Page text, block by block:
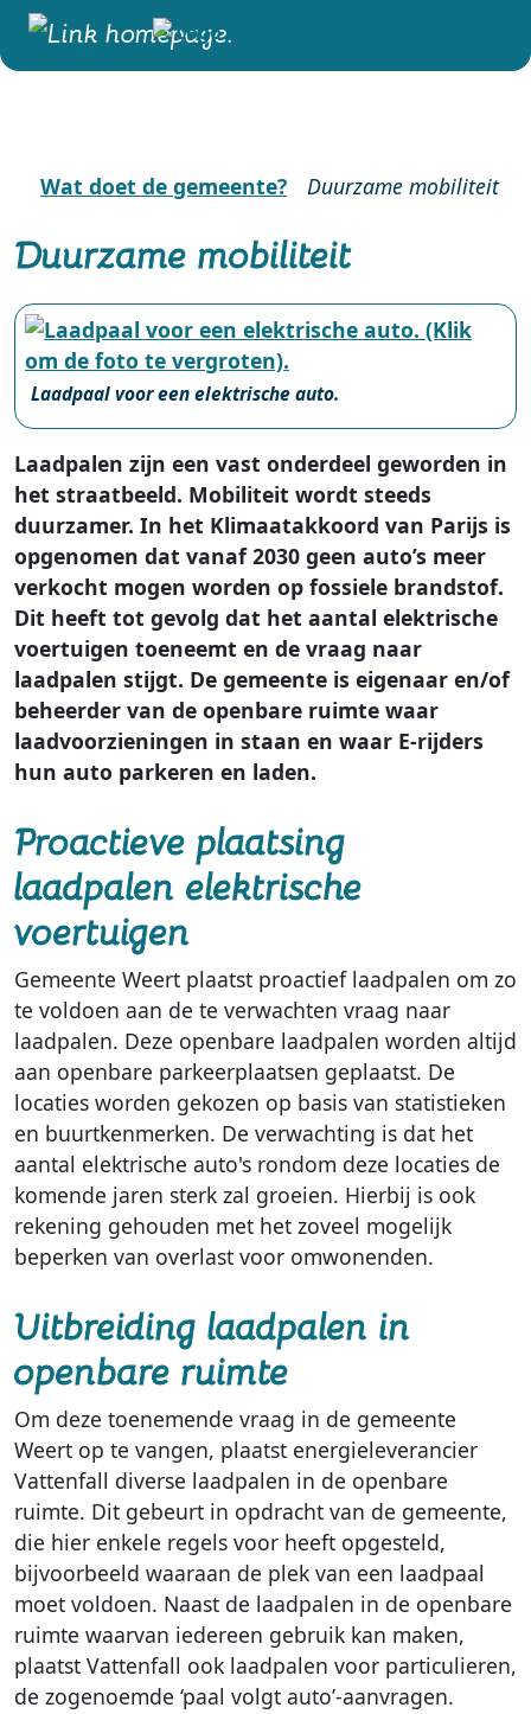
Wat doet de gemeente? Duurzame mobiliteit
Duurzame mobiliteit
Laadpaal voor een elektrische auto.
Laadpalen zijn een vast onderdeel geworden in
het straatbeeld. Mobiliteit wordt steeds
duurzamer. In het Klimaatakkoord van Parijs is
opgenomen dat vanaf 2030 geen auto’s meer
verkocht mogen worden op fossiele brandstof.
Dit heeft tot gevolg dat het aantal elektrische
voertuigen toeneemt en de vraag naar
laadpalen stijgt. De gemeente is eigenaar en/of
beheerder van de openbare ruimte waar
laadvoorzieningen in staan en waar E-rijders
hun auto parkeren en laden.
Proactieve plaatsing
laadpalen elektrische
voertuigen
Gemeente Weert plaatst proactief laadpalen om zo
te voldoen aan de te verwachten vraag naar
laadpalen. Deze openbare laadpalen worden altijd
aan openbare parkeerplaatsen geplaatst. De
locaties worden gekozen op basis van statistieken
en buurtkenmerken. De verwachting is dat het
aantal elektrische auto's rondom deze locaties de
komende jaren sterk zal groeien. Hierbij is ook
rekening gehouden met het zoveel mogelijk
beperken van overlast voor omwonenden.
Uitbreiding laadpalen in
openbare ruimte
Om deze toenemende vraag in de gemeente
Weert op te vangen, plaatst energieleverancier
Vattenfall diverse laadpalen in de openbare
ruimte. Dit gebeurt in opdracht van de gemeente,
die hier enkele regels voor heeft opgesteld,
bijvoorbeeld waaraan de plek van een laadpaal
moet voldoen. Naast de laadpalen in de openbare
ruimte waarvan iedereen gebruik kan maken,
plaatst Vattenfall ook laadpalen voor particulieren,
de zogenoemde ‘paal volgt auto’-aanvragen.